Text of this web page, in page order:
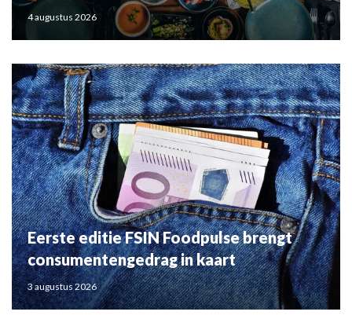
4 augustus 2026
Eerste editie FSIN Foodpulse brengt
consumentengedrag in kaart
3 augustus 2026